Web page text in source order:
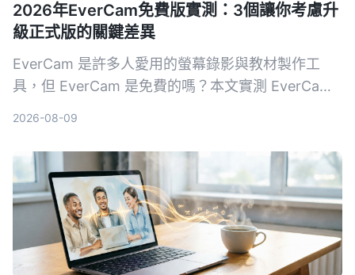
2026年EverCam免費版實測：3個讓你考慮升
級正式版的關鍵差異
EverCam 是許多人愛用的螢幕錄影與教材製作工
具，但 EverCam 是免費的嗎？本文實測 EverCam
2026-08-09